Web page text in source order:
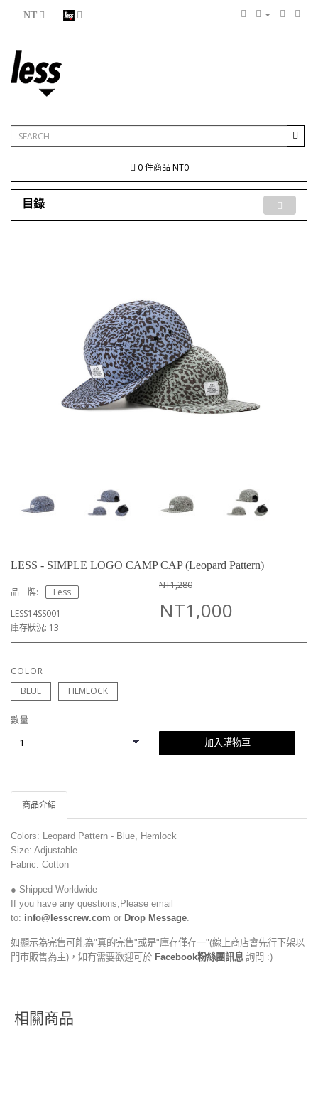
NT
0 件商品 NT0
目錄
LESS - SIMPLE LOGO CAMP CAP (Leopard Pattern)
品 牌:
Less
LESS14SS001
庫存狀況: 13
NT1,280
NT1,000
COLOR
BLUE
HEMLOCK
數量
加入購物車
商品介紹
Colors: Leopard Pattern - Blue, Hemlock
Size: Adjustable
Fabric: Cotton
● Shipped Worldwide
If you have any questions,Please email
to: info@lesscrew.com or Drop Message
如顯示為完售可能為"真的完售"或是"庫存僅存一"(線上商店會先行下架以
門市販售為主)，如有需要歡迎可於 Facebook粉絲團訊息 詢問 :)
相關商品